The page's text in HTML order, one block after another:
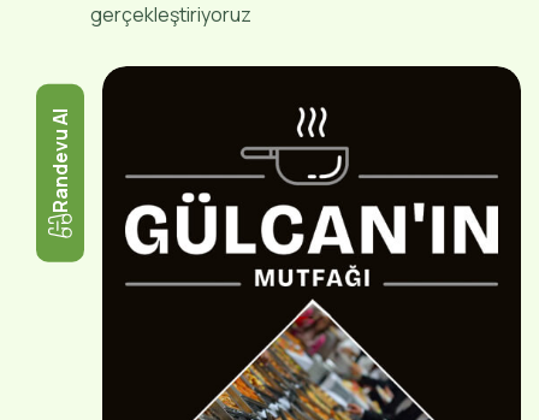
gerçekleştiriyoruz
Randevu Al